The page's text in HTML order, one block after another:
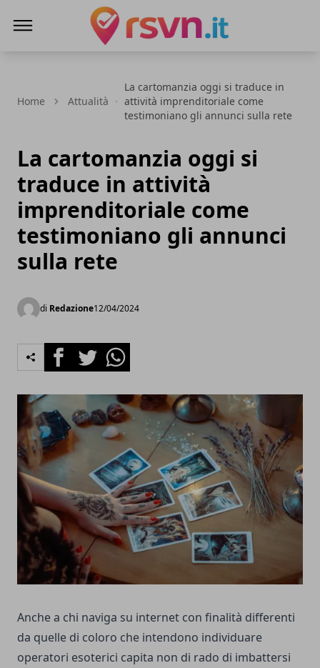
Home Attualità
La cartomanzia oggi si traduce in
attività imprenditoriale come
testimoniano gli annunci sulla rete
La cartomanzia oggi si
traduce in attività
imprenditoriale come
testimoniano gli annunci
sulla rete
di Redazione12/04/2024
FacebookTwitterWhatsapp
Anche a chi naviga su internet con finalità differenti
da quelle di coloro che intendono individuare
operatori esoterici capita non di rado di imbattersi